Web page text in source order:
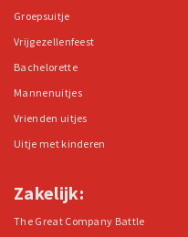
Groepsuitje
Vrijgezellenfeest
Bachelorette
Mannenuitjes
Vrienden uitjes
Uitje met kinderen
Zakelijk:
The Great Company Battle